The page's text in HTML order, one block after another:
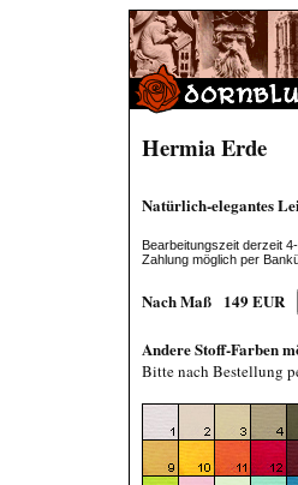
Hermia Erde
Natürlich-elegantes
Bearbeitungszeit derzeit
Zahlung möglich per
Nach Maß 149EUR
Andere Stoff-Farben
Bitte nach Bestellung